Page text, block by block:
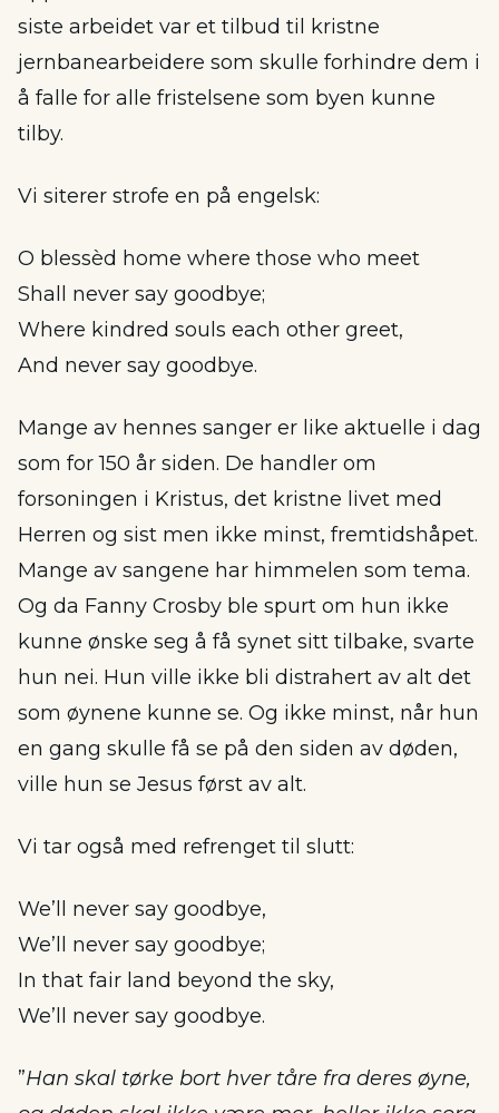
siste arbeidet var et tilbud til kristne
jernbanearbeidere som skulle forhindre dem i
å falle for alle fristelsene som byen kunne
tilby.
Vi siterer strofe en på engelsk:
O blessèd home where those who meet
Shall never say goodbye;
Where kindred souls each other greet,
And never say goodbye.
Mange av hennes sanger er like aktuelle i dag
som for 150 år siden. De handler om
forsoningen i Kristus, det kristne livet med
Herren og sist men ikke minst, fremtidshåpet.
Mange av sangene har himmelen som tema.
Og da Fanny Crosby ble spurt om hun ikke
kunne ønske seg å få synet sitt tilbake, svarte
hun nei. Hun ville ikke bli distrahert av alt det
som øynene kunne se. Og ikke minst, når hun
en gang skulle få se på den siden av døden,
ville hun se Jesus først av alt.
Vi tar også med refrenget til slutt:
We’ll never say goodbye,
We’ll never say goodbye;
In that fair land beyond the sky,
We’ll never say goodbye.
”Han skal tørke bort hver tåre fra deres øyne,